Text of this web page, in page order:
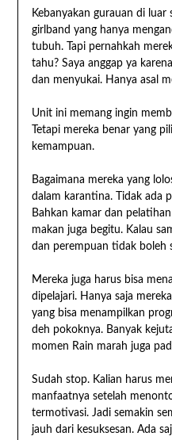
Kebanyakan gurauan di
girlband yang hanya
tubuh. Tapi pernahkah
tahu? Saya anggap ya
dan menyukai. Hanya asal
Unit ini memang ingin
Tetapi mereka benar yang
kemampuan.
Bagaimana mereka yang
dalam karantina. Tidak ada
Bahkan kamar dan
makan juga begitu. Kalau
dan perempuan tidak boleh
Mereka juga harus bisa
dipelajari. Hanya saja
yang bisa menampilkan
deh pokoknya. Banyak
momen Rain marah juga
Sudah stop. Kalian harus
manfaatnya setelah
termotivasi. Jadi semakin
jauh dari kesuksesan. Ada